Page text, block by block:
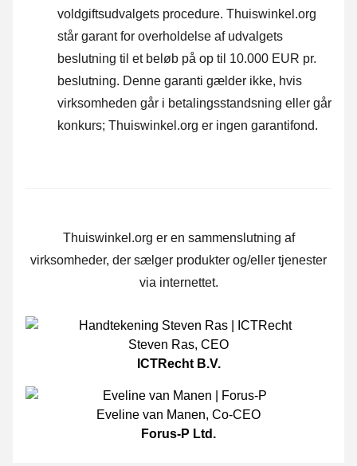
voldgiftsudvalgets procedure. Thuiswinkel.org
står garant for overholdelse af udvalgets
beslutning til et beløb på op til 10.000 EUR pr.
beslutning. Denne garanti gælder ikke, hvis
virksomheden går i betalingsstandsning eller går
konkurs; Thuiswinkel.org er ingen garantifond.
Thuiswinkel.org er en sammenslutning af
virksomheder, der sælger produkter og/eller tjenester
via internettet.
Steven Ras, CEO
ICTRecht B.V.
Eveline van Manen, Co-CEO
Forus-P Ltd.